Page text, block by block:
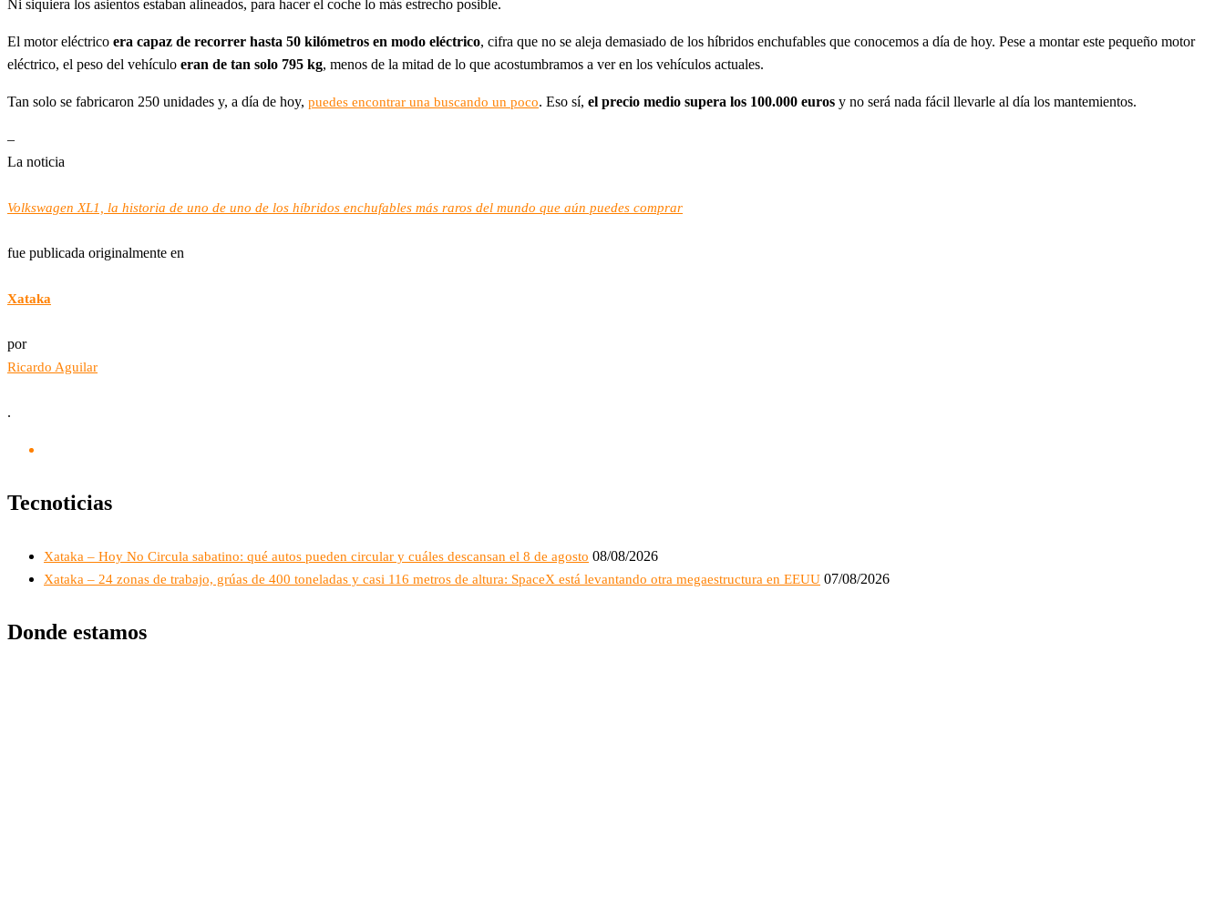
Ni siquiera los asientos estaban alineados, para hacer el coche lo más estrecho posible.
El motor eléctrico era capaz de recorrer hasta 50 kilómetros en modo eléctrico, cifra que no se aleja demasiado de los híbridos enchufables que conocemos a día de hoy. Pese a montar este pequeño motor
eléctrico, el peso del vehículo eran de tan solo 795 kg, menos de la mitad de lo que acostumbramos a ver en los vehículos actuales.
Tan solo se fabricaron 250 unidades y, a día de hoy, puedes encontrar una buscando un poco. Eso sí, el precio medio supera los 100.000 euros y no será nada fácil llevarle al día los mantemientos.
–
La noticia
Volkswagen XL1, la historia de uno de uno de los híbridos enchufables más raros del mundo que aún puedes comprar
fue publicada originalmente en
Xataka
por
Ricardo Aguilar
.
Tecnoticias
Xataka – Hoy No Circula sabatino: qué autos pueden circular y cuáles descansan el 8 de agosto 08/08/2026
Xataka – 24 zonas de trabajo, grúas de 400 toneladas y casi 116 metros de altura: SpaceX está levantando otra megaestructura en EEUU 07/08/2026
Donde estamos